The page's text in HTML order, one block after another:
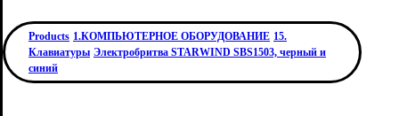
Products 1.КОМПЬЮТЕРНОЕ ОБОРУДОВАНИЕ 15.
Клавиатуры Электробритва STARWIND SBS1503, черный и
синий